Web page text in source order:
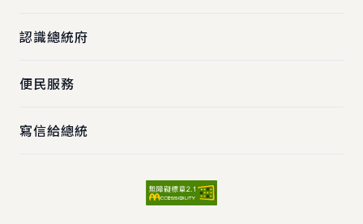
認識總統府
便民服務
寫信給總統